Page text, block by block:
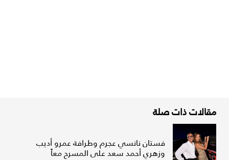
مقالات ذات صلة
فستان نانسي عجرم وطرافة عمرو أديب
وزهري أحمد سعد على المسرح معاً